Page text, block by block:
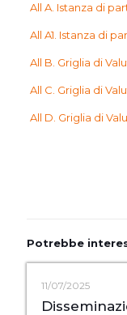
All A. Istanza di
All A1. Istanza di
All B. Griglia di
All C. Griglia di
All D. Griglia di
Potrebbe
11/07/2025